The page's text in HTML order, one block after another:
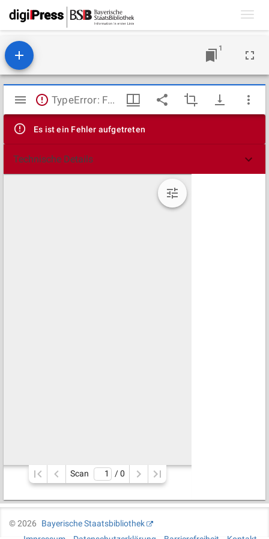
1
Mirador
Viewer
TypeError: Failed to fetch
Es ist ein Fehler aufgetreten
Technische Details
Scan / 0
©2026
Bayerische Staatsbibliothek